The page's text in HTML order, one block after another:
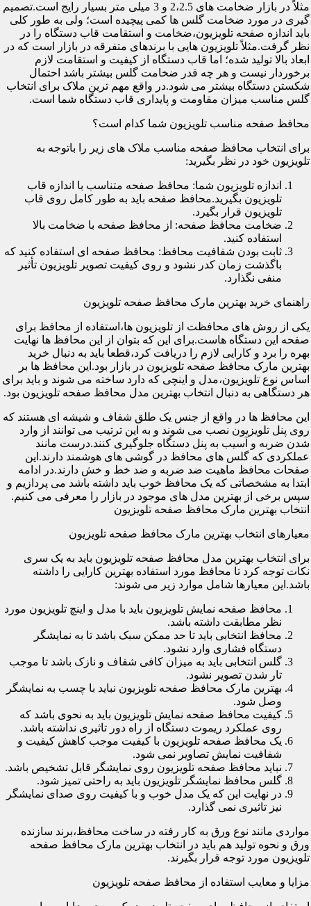
مثلاً در بازار ضخامت های 2،2.5 و 3 میلی متر بسیار رایج است.تصمیم
گیری در مورد ضخامت گلس ها کمی پیچیده است؛ ولی به طور کلی
باید اندازه صفحه تلویزیون،ضخامت و استقامت قاب دستگاه را در
نظر گرفت.مثلاً تلویزیون هایی با برندهای متفرقه در بازار است که در
ابعاد بالا تولید شده؛ اما قاب دستگاه از کیفیت و استقامت لازم
برخوردار نیست و هر چه قدر ضخامت گلس بیشتر باشد احتمال
شکستن دستگاه بیشتر می شود.در واقع مهم ترین ملاک برای انتخاب
گلس مناسب میزان مقاومت و پایداری قاب دستگاه شما است.
محافظ صفحه مناسب تلویزیون شما کدام است؟
برای انتخاب محافظ صفحه مناسب ملاک های زیر را باتوجه به
تلویزیون خود در نظر بگیرید:
اندازه تلویزیون شما: محافظ صفحه متناسب با اندازه قاب
تلویزیون بگیرید.محافظ صفحه باید به طور کامل روی قاب
تلویزیون قرار بگیرد.
ضخامت محافظ صفحه: از محافظ صفحه با ضخامت بالا
استفاده کنید.
ثابت بودن شفافیت محافظ: محافظ صفحه ای استفاده کنید که
باگذشت زمان کدر نشود و روی کیفیت تصویر تلویزیون تأثیر
منفی نگذارد.
راهنمای خرید بهترین مارک محافظ صفحه تلویزیون
یکی از روش های محافظت از تلویزیون ها،استفاده از محافظ برای
صفحه این دستگاه هاست.برای این که بتوان از این محافظ ها نهایت
بهره را برد و کارایی لازم را دریافت کرد،قطعا باید به دنبال خرید
بهترین مارک محافظ صفحه تلویزیون در بازار بود.این محافظ ها بر
اساس نوع تلویزیون،مدل و اینچی که دارد ساخته می شوند و باید برای
هر دستگاهی به دنبال انتخاب بهترین مدل محافظ صفحه تلویزیون بود.
این محافظ ها در واقع از جنس یک طلق شفاف و شیشه ای هستند که
روی پنل تلویزیون نصب می شوند و به این ترتیب می توانند از وارد
شدن ضربه و آسیب به پنل دستگاه جلوگیری کنند.درست مانند
عملکردی که گلس های محافظ در گوشی های هوشمند دارند.این
صفحات محافظ ماهیت ضد ضربه و ضد خط و خش دارند.در ادامه
ابتدا به مشخصاتی که یک محافظ خوب باید داشته باشد می پردازیم و
سپس برخی از بهترین مدل های موجود در بازار را معرفی می کنیم.
انتخاب بهترین مارک محافظ صفحه تلویزیون
معیارهای انتخاب بهترین مارک محافظ صفحه تلویزیون
برای انتخاب بهترین مدل محافظ صفحه تلویزیون باید به یک سری
نکات توجه کرد تا محافظ مورد استفاده بهترین کارایی را داشته
باشد.این معیارها شامل موارد زیر می شوند:
محافظ صفحه نمایش تلویزیون باید با مدل و اینچ تلویزیون مورد
نظر مطابقت داشته باشد.
محافظ انتخابی باید تا حد ممکن سبک باشد تا به نمایشگر
دستگاه فشاری وارد نشود.
گلس انتخابی باید به میزان کافی شفاف و نازک باشد تا موجب
تار شدن تصویر نشود.
بهترین مارک محافظ صفحه تلویزیون نباید با چسب به نمایشگر
وصل شود.
کیفیت محافظ صفحه نمایش تلویزیون باید به نحوی باشد که
روی عملکرد ریموت دستگاه از راه دور تاثیری نداشته باشد.
یک محافظ صفحه تلویزیون با کیفیت موجب کاهش کیفیت و
شفافیت نمایش تصاویر نمی شود.
نباید محافظ صفحه تلویزیون روی نمایشگر قابل تشخیص باشد.
گلس محافظ نمایشگر تلویزیون باید به راحتی تمیز شود.
در نهایت این که یک مدل خوب و با کیفیت روی صدای نمایشگر
نیز تاثیری نمی گذارد.
مواردی مانند نوع ورق به کار رفته در ساخت محافظ،برند سازنده
ورق و نحوه تولید هم باید در انتخاب بهترین مارک محافظ صفحه
تلویزیون مورد توجه قرار بگیرند.
مزایا و معایب استفاده از محافظ صفحه تلویزیون